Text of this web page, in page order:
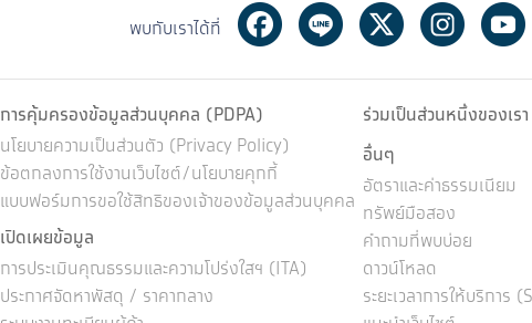
พบกับเราได้ที่ Facebook
Line Twitter
การคุ้มครองข้อมูลส่วนบุคคล (PDPA)
นโยบายความเป็นส่วนตัว (Privacy Policy)
ข้อตกลงการใช้งานเว็บไซต์/นโยบายคุกกี้
แบบฟอร์มการขอใช้สิทธิของเจ้าของข้อมูลส่วนบุคคล
เปิดเผยข้อมูล
การประเมินคุณธรรมและความโปร่งใสฯ (ITA)
ประกาศจัดหาพัสดุ / ราคากลาง
ร่วมเป็นส่วนหนึ่งของเรา
อื่นๆ
อัตราและค่าธรรมเนียม
ทรัพย์มือสอง
คำถามที่พบบ่อย
ดาวน์โหลด
ระยะเวลาการให้บริการ